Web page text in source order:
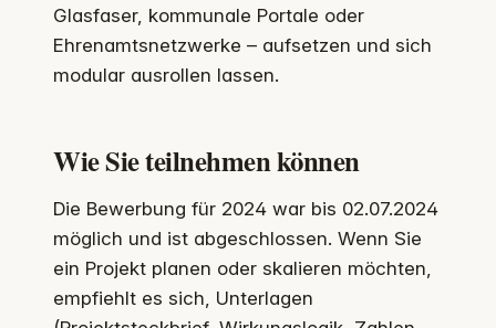
Glasfaser, kommunale Portale oder
Ehrenamtsnetzwerke – aufsetzen und sich
modular ausrollen lassen.
Wie Sie teilnehmen können
Die Bewerbung für 2024 war bis 02.07.2024
möglich und ist abgeschlossen. Wenn Sie
ein Projekt planen oder skalieren möchten,
empfiehlt es sich, Unterlagen